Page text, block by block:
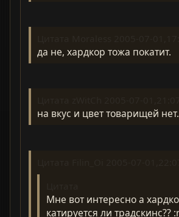
да не, хардкор тожа покатит.
на вкус и цвет товарищей
Мне вот интересно а
катируется ли традскинс??